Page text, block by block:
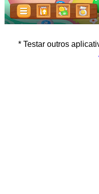
* Testar outros